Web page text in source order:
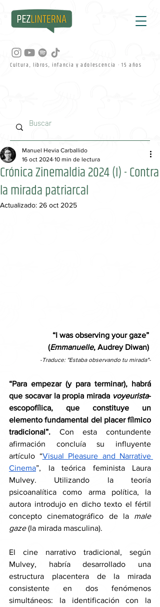
Cultura, libros, infancia y adolescencia · 15 años
Crónica Zinemaldia 2024 (I) - Contra
la mirada patriarcal
Manuel Hevia Carballido
16 oct 2024 10 min de lectura
Actualizado: 26 oct 2025
“I was observing your gaze”
(Emmanuelle, Audrey Diwan)
-Traduce: "Estaba observando tu mirada"-
“Para empezar (y para terminar), habrá
que socavar la propia mirada voyeurista-
escopofílica, que constituye un
elemento fundamental del placer fílmico
tradicional”. Con esta contundente
afirmación concluía su influyente
artículo “Visual Pleasure and Narrative
Cinema”, la teórica feminista Laura
Mulvey. Utilizando la teoría
psicoanalítica como arma política, la
autora introdujo en dicho texto el fértil
concepto cinematográfico de la male
gaze (la mirada masculina).
El cine narrativo tradicional, según
Mulvey, habría desarrollado una
estructura placentera de la mirada
consistente en dos fenómenos
simultáneos: la identificación con la